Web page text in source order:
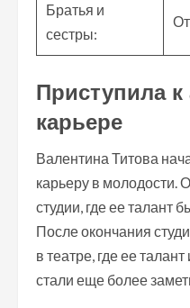
Братья и
сестры:
Приступила к
карьере
Валентина Титова
карьеру в молодости.
студии, где ее талант
После окончания
в театре, где ее
стали еще более